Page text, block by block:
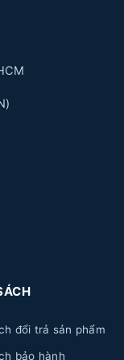
kiện và sửa chữa
Pin Macbook
hỏng
xả pin, pin bị
sử dụng một thời
tự nhiên dẫn
dạng làm ảnh
đổi trả sản phẩm
bảo hành